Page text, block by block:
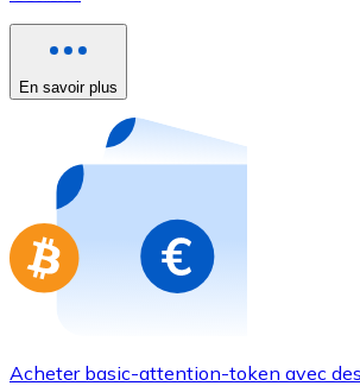
Achetez des cartes-cadeaux de
Aller à la boutique de cartes-
En savoir plus
Acheter basic-attention-token avec